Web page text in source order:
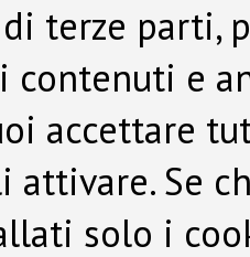
terze parti,
contenuti e
accettare
attivare. Se
solo i